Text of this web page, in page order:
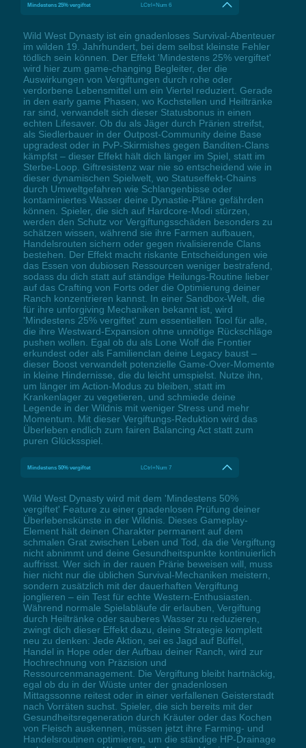
Mindestens 25% vergiftet LCtrl+Num 6
Wild West Dynasty ist ein gnadenloses Survival-Abenteuer
im wilden 19. Jahrhundert, bei dem selbst kleinste Fehler
tödlich sein können. Der Effekt 'Mindestens 25% vergiftet'
wird hier zum game-changing Begleiter, der die
Auswirkungen von Vergiftungen durch rohe oder
verdorbene Lebensmittel um ein Viertel reduziert. Gerade
in den early game Phasen, wo Kochstellen und Heiltränke
rar sind, verwandelt sich dieser Statusbonus in einen
echten Lifesaver. Ob du als Jäger durch Prärien streifst,
als Siedlerbauer in der Outpost-Community deine Base
upgradest oder in PvP-Skirmishes gegen Banditen-Clans
kämpfst – dieser Effekt hält dich länger im Spiel, statt im
Sterbe-Loop. Giftresistenz war nie so entscheidend wie in
dieser dynamischen Spielwelt, wo Statuseffekt-Chains
durch Umweltgefahren wie Schlangenbisse oder
kontaminiertes Wasser deine Dynastie-Pläne gefährden
können. Spieler, die sich auf Hardcore-Modi stürzen,
werden den Schutz vor Vergiftungsschäden besonders zu
schätzen wissen, während sie ihre Farmen aufbauen,
Handelsrouten sichern oder gegen rivalisierende Clans
bestehen. Der Effekt macht riskante Entscheidungen wie
das Essen von dubiosen Ressourcen weniger bestrafend,
sodass du dich statt auf ständige Heilungs-Routine lieber
auf das Crafting von Forts oder die Optimierung deiner
Ranch konzentrieren kannst. In einer Sandbox-Welt, die
für ihre unforgiving Mechaniken bekannt ist, wird
'Mindestens 25% vergiftet' zum essentiellen Tool für alle,
die ihre Westward-Expansion ohne unnötige Rückschläge
pushen wollen. Egal ob du als Lone Wolf die Frontier
erkundest oder als Familienclan deine Legacy baust –
dieser Boost verwandelt potenzielle Game-Over-Momente
in kleine Hindernisse, die du leicht umspielst. Nutze ihn,
um länger im Action-Modus zu bleiben, statt im
Krankenlager zu vegetieren, und schmiede deine
Legende in der Wildnis mit weniger Stress und mehr
Momentum. Mit dieser Vergiftungs-Reduktion wird das
Überleben endlich zum fairen Balancing Act statt zum
puren Glücksspiel.
Mindestens 50% vergiftet LCtrl+Num 7
Wild West Dynasty wird mit dem 'Mindestens 50%
vergiftet' Feature zu einer gnadenlosen Prüfung deiner
Überlebenskünste in der Wildnis. Dieses Gameplay-
Element hält deinen Charakter permanent auf dem
schmalen Grat zwischen Leben und Tod, da die Vergiftung
nicht abnimmt und deine Gesundheitspunkte kontinuierlich
auffrisst. Wer sich in der rauen Prärie beweisen will, muss
hier nicht nur die üblichen Survival-Mechaniken meistern,
sondern zusätzlich mit der dauerhaften Vergiftung
jonglieren – ein Test für echte Western-Enthusiasten.
Während normale Spielabläufe dir erlauben, Vergiftung
durch Heiltränke oder sauberes Wasser zu reduzieren,
zwingt dich dieser Effekt dazu, deine Strategie komplett
neu zu denken: Jede Aktion, sei es Jagd auf Büffel,
Handel in Hope oder der Aufbau deiner Ranch, wird zur
Hochrechnung von Präzision und
Ressourcenmanagement. Die Vergiftung bleibt hartnäckig,
egal ob du in der Wüste unter der gnadenlosen
Mittagssonne reitest oder in einer verfallenen Geisterstadt
nach Vorräten suchst. Spieler, die sich bereits mit der
Gesundheitsregeneration durch Kräuter oder das Kochen
von Fleisch auskennen, müssen jetzt ihre Farming- und
Handelsroutinen optimieren, um die ständige HP-Drainage